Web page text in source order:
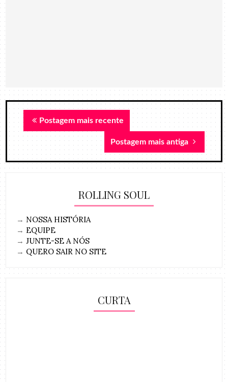
Postagem mais recente
Postagem mais antiga
ROLLING SOUL
→ NOSSA HISTÓRIA
→ EQUIPE
→JUNTE-SE A NÓS
→ QUERO SAIR NO SITE
CURTA